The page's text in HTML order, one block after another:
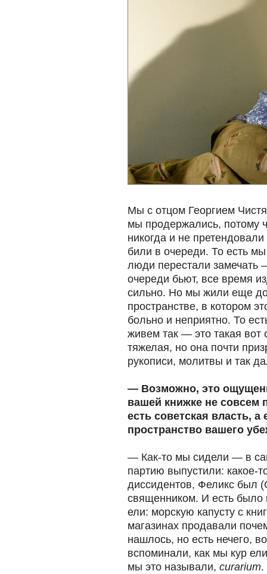
Мы с отцом Георгием
мы продержались,
никогда и не
били в очереди. То есть
люди перестали замечать
очереди бьют, все время
сильно. Но мы жили еще
пространстве, в котором
больно и неприятно. То
живем так — это такая вот
тяжелая, но она почти
рукописи, молитвы и так
— Возможно, это
вашей книжке не совсем
есть советская власть,
пространство вашего
— Как-то мы сидели — в
партию выпустили: какое-
диссидентов, Феликс был
священником. И есть было
ели: морскую капусту с
магазинах продавали
нашлось, но есть нечего,
вспоминали, как мы кур
мы это называли, curarium.